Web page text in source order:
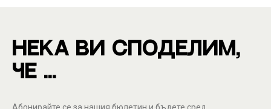
НЕКА ВИ СПОДЕЛИМ,
ЧЕ ...